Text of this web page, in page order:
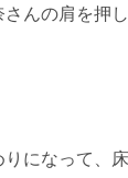
んの肩を押
になって、